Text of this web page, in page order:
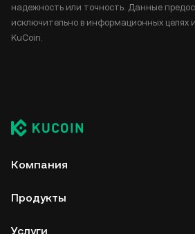
надежность или точность. Данные
исключительно в информационных целях
KuCoin.
Компания
Продукты
Услуги